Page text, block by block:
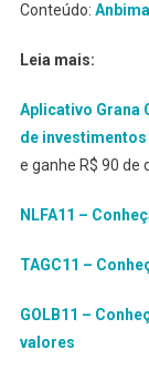
Conteúdo: Anbima
Leia mais:
Aplicativo Grana
de
e ganhe R$ 90 de
NLFA11 –
TAGC11 –
GOLB11 –
valores